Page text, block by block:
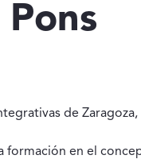
de
en el